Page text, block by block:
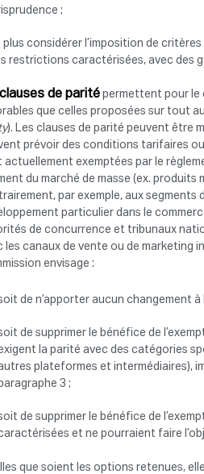
;
plus considérer l’imposition de
restrictions caractérisées, avec des
clauses de parité permettent pour le
que celles proposées sur tout
). Les clauses de parité peuvent être
prévoir des conditions tarifaires ou
actuellement exemptées par le
du marché de masse (ex.
par exemple, aux segments
particulier dans le
de concurrence et tribunaux
les canaux de vente ou de marketing
envisage :
de n’apporter aucun changement
de supprimer le bénéfice de
la parité avec des catégories
plateformes et intermédiaires),
3 ;
de supprimer le bénéfice de
et ne pourraient faire
que soient les options retenues,